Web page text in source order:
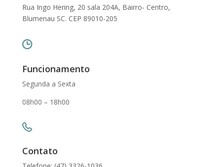
Rua Ingo Hering, 20 sala 204A, Bairro- Centro,
Blumenau SC. CEP 89010-205
Funcionamento
Segunda a Sexta
08h00 – 18h00
Contato